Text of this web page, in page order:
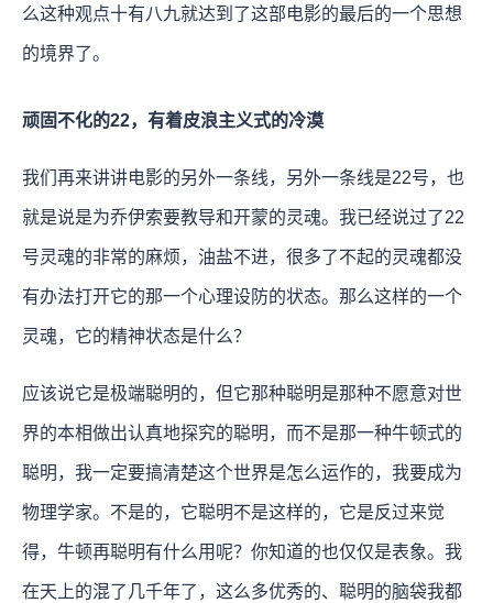
么这种观点十有八九就达到了这部电影的最后的一个思想
的境界了。
顽固不化的22，有着皮浪主义式的冷漠
我们再来讲讲电影的另外一条线，另外一条线是22号，也
就是说是为乔伊索要教导和开蒙的灵魂。我已经说过了22
号灵魂的非常的麻烦，油盐不进，很多了不起的灵魂都没
有办法打开它的那一个心理设防的状态。那么这样的一个
灵魂，它的精神状态是什么？
应该说它是极端聪明的，但它那种聪明是那种不愿意对世
界的本相做出认真地探究的聪明，而不是那一种牛顿式的
聪明，我一定要搞清楚这个世界是怎么运作的，我要成为
物理学家。不是的，它聪明不是这样的，它是反过来觉
得，牛顿再聪明有什么用呢？你知道的也仅仅是表象。我
在天上的混了几千年了，这么多优秀的、聪明的脑袋我都